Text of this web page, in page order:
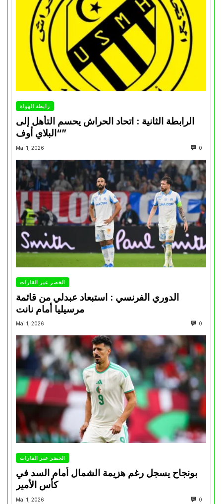
رابطة الهواة
الرابطة الثانية : اتحاد الحراش يحسم التأهل إلى
“البلاي أوف”
Mai 1, 2026 0
الخضر عبر القارات
الدوري الفرنسي : استبعاد عبدلي من قائمة
مرسيليا أمام نانت
Mai 1, 2026 0
الخضر عبر القارات
بونجاح يسجل رغم هزيمة الشمال أمام السد في
كأس الأمير
Mai 1, 2026 0